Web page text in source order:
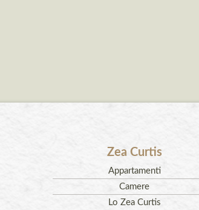
Zea Curtis
Appartamenti
Camere
Lo Zea Curtis